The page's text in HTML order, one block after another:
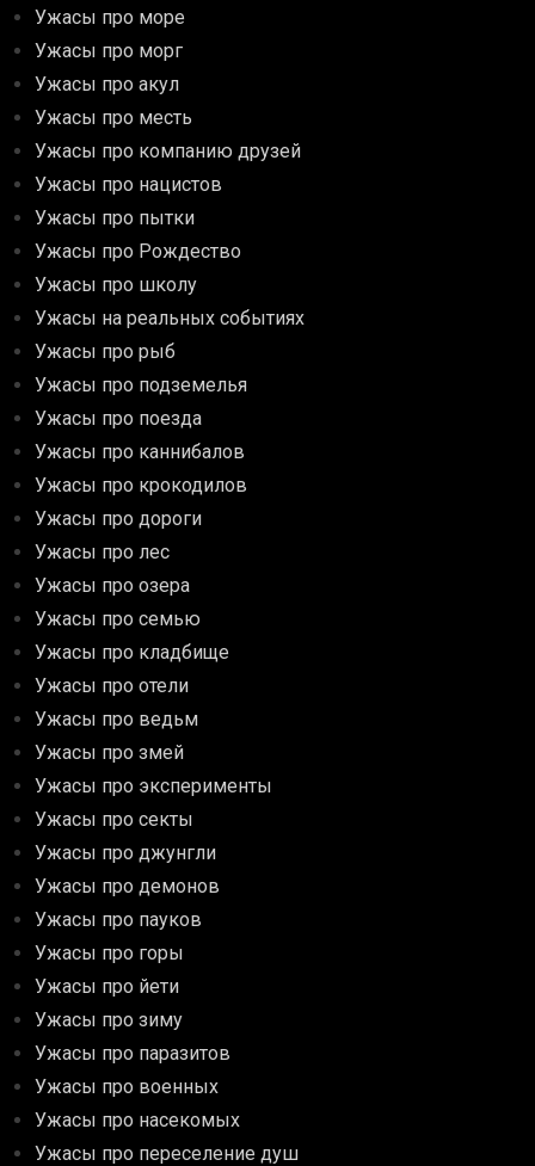
Ужасы про море
Ужасы про морг
Ужасы про акул
Ужасы про месть
Ужасы про компанию друзей
Ужасы про нацистов
Ужасы про пытки
Ужасы про Рождество
Ужасы про школу
Ужасы на реальных событиях
Ужасы про рыб
Ужасы про подземелья
Ужасы про поезда
Ужасы про каннибалов
Ужасы про крокодилов
Ужасы про дороги
Ужасы про лес
Ужасы про озера
Ужасы про семью
Ужасы про кладбище
Ужасы про отели
Ужасы про ведьм
Ужасы про змей
Ужасы про эксперименты
Ужасы про секты
Ужасы про джунгли
Ужасы про демонов
Ужасы про пауков
Ужасы про горы
Ужасы про йети
Ужасы про зиму
Ужасы про паразитов
Ужасы про военных
Ужасы про насекомых
Ужасы про переселение душ